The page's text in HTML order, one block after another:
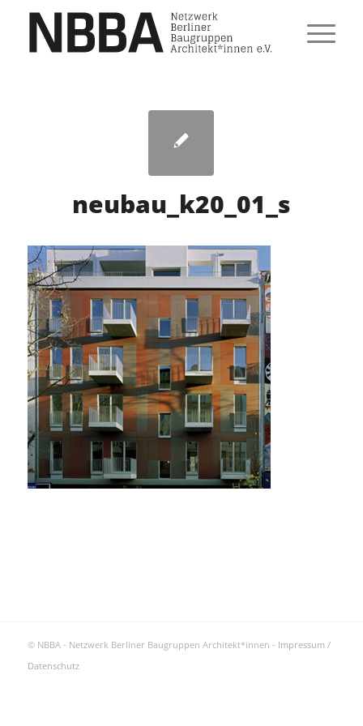
neubau_k20_01_s
© NBBA - Netzwerk Berliner Baugruppen Architekt*innen - Impressum /
Datenschutz